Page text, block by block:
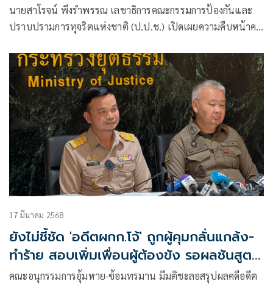
นายสาโรจน์ พึงรำพรรณ เลขาธิการคณะกรรมการป้องกันและ
ปราบปรามการทุจริตแห่งชาติ (ป.ป.ช.) เปิดเผยความคืบหน้าคดี
อดีตผู้กำกับโจ้
17 มีนาคม 2568
ยังไม่ชี้ชัด 'อดีตผกก.โจ้' ถูกผู้คุมกลั่นแกล้ง-
ทำร้าย สอบเพิ่มเพื่อนผู้ต้องขัง รอผลชันสูตร
ทางการ
คณะอนุกรรมการอุ้มหาย-ซ้อมทรมาน มีมติชะลอสรุปผลคดีอดีต